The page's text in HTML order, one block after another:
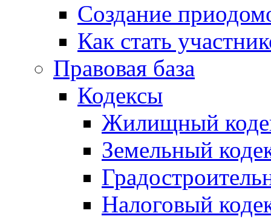
Создание
Как стать
Правовая база
Кодексы
Жилищный
Земельный
Налоговый